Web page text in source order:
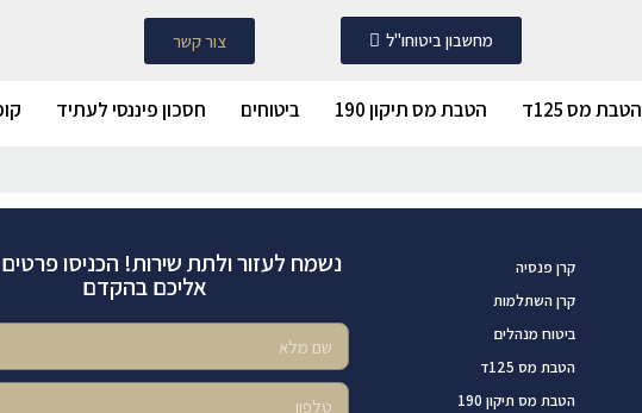
מחשבון ביטוחו"ל צור קשר
הטבת מס 125ד הטבת מס תיקון 190 ביטוחים חסכון פיננסי לעתיד
קרן פנסיה
קרן השתלמות
ביטוח מנהלים
הטבת מס 125ד
הטבת מס תיקון 190
נשמח לעזור ולתת שירות! הכניסו פרטים
אליכם בהקדם